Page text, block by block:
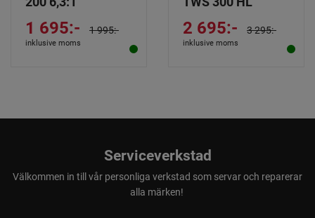
1 695:- 1 995:-
inklusive moms
2 695:- 3 295:-
inklusive moms
Serviceverkstad
Välkommen in till vår personliga verkstad som servar och reparerar
alla märken!